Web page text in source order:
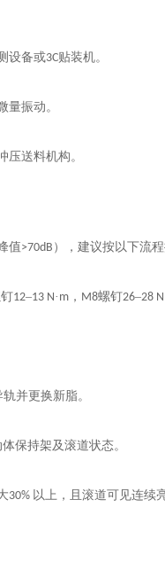
设备或3C贴装机。
量振动。
压送料机构。
值>70dB ），建议按以下流程
12–13 N· m ， M8螺钉26–28 N
并更换新脂。
保持架及滚道状态。
30% 以上，且滚道可见连续